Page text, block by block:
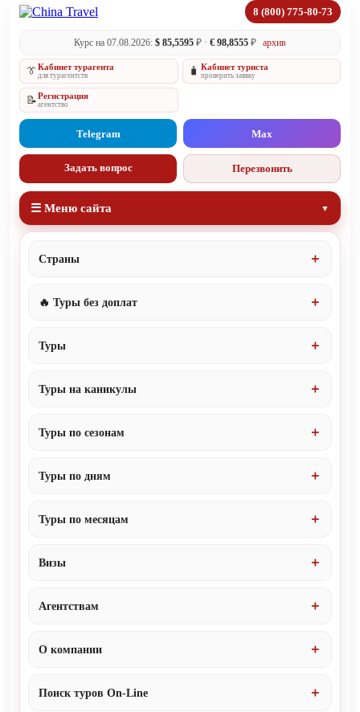
8 (800) 775-80-73
Курс на 07.08.2026: $ 85,5595 ₽ · € 98,8555 ₽ архив
👔Кабинет турагента
для турагентств 🧳 Кабинет туриста
проверить заявку
📝Регистрация
агентство
Telegram Max
Задать вопрос Перезвонить
☰ Меню сайта
Страны
🔥 Туры без доплат
Туры
Туры на каникулы
Туры по сезонам
Туры по дням
Туры по месяцам
Визы
Агентствам
О компании
Поиск туров On-Line